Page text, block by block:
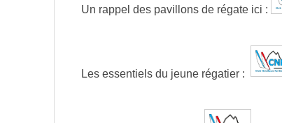
Un rappel des pavillons de régate ici :
Les essentiels du jeune régatier :